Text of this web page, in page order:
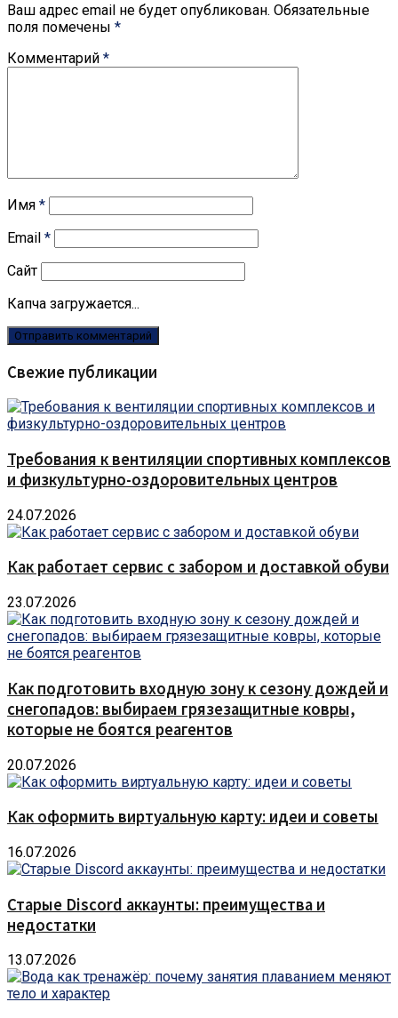
Ваш адрес email не будет опубликован. Обязательные
поля помечены *
Комментарий *
Имя *
Email *
Сайт
Капча загружается...
Свежие публикации
Требования к вентиляции спортивных комплексов
и физкультурно-оздоровительных центров
24.07.2026
Как работает сервис с забором и доставкой обуви
23.07.2026
Как подготовить входную зону к сезону дождей и
снегопадов: выбираем грязезащитные ковры,
которые не боятся реагентов
20.07.2026
Как оформить виртуальную карту: идеи и советы
16.07.2026
Старые Discord аккаунты: преимущества и
недостатки
13.07.2026